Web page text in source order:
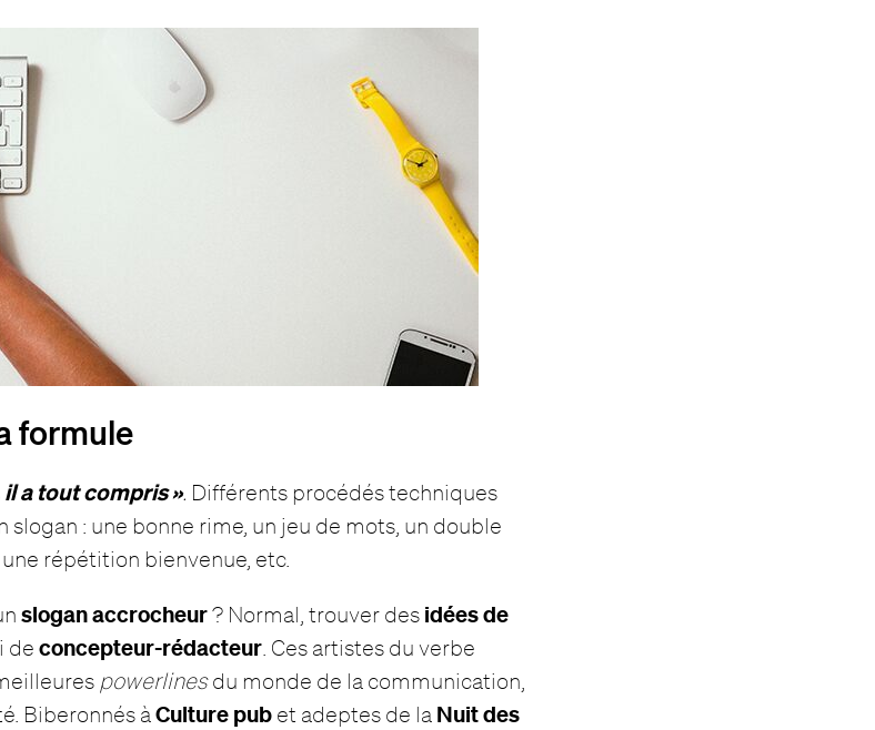
formule
il a tout compris ». Différents procédés techniques
: une bonne rime, un jeu de mots, un double
répétition bienvenue, etc.
slogan accrocheur? Normal, trouver des idées de
de concepteur-rédacteur . Ces artistes du verbe
powerlinesdu monde de la communication,
Biberonnés àCulture pub et adeptes de la Nuit des